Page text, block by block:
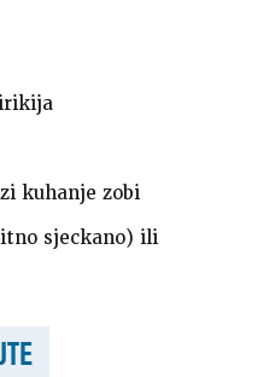
kuhanje zobi
sjeckano) ili